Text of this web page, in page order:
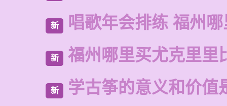
新 唱歌年会排练 福州
新 福州哪里买尤克里里
新 学古筝的意义和价值